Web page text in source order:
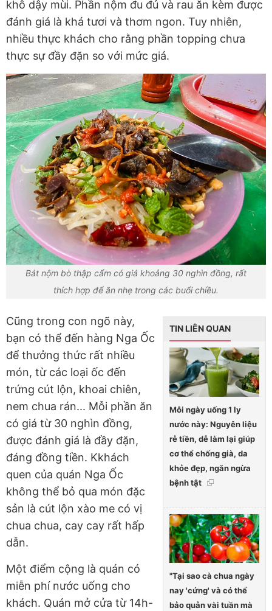
khô dậy mùi. Phần nộm đu đủ và rau ăn kèm được
đánh giá là khá tươi và thơm ngon. Tuy nhiên,
nhiều thực khách cho rằng phần topping chưa
thực sự đầy đặn so với mức giá.
Bát nộm bò thập cẩm có giá khoảng 30 nghìn đồng, rất
thích hợp để ăn nhẹ trong các buổi chiều.
TIN LIÊN QUAN
Mỗi ngày uống 1 ly
nước này: Nguyên liệu
rẻ tiền, dễ làm lại giúp
cơ thể chống già, da
khỏe đẹp, ngăn ngừa
bệnh tật
"Tại sao cà chua ngày
nay 'cứng' và có thể
bảo quản vài tuần mà
Cũng trong con ngõ này,
bạn có thể đến hàng Nga Ốc
để thưởng thức rất nhiều
món, từ các loại ốc đến
trứng cút lộn, khoai chiên,
nem chua rán... Mỗi phần ăn
có giá từ 30 nghìn đồng,
được đánh giá là đầy đặn,
đáng đồng tiền. Kkhách
quen của quán Nga Ốc
không thể bỏ qua món đặc
sản là cút lộn xào me có vị
chua chua, cay cay rất hấp
dẫn.
Một điểm cộng là quán có
miễn phí nước uống cho
khách. Quán mở cửa từ 14h-